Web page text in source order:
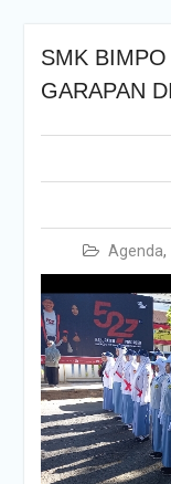
SMK
GARAPAN
Agenda,